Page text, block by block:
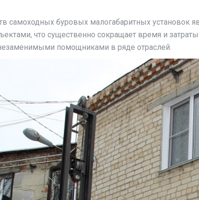
буровых малогабаритных установок
что существенно сокращает время и
помощниками в ряде отраслей.